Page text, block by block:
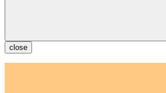
close